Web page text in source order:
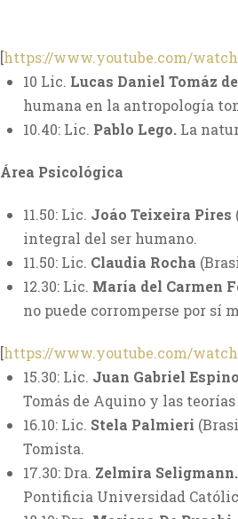
[https://www.youtube.com/
10 Lic. Lucas Daniel Tomáz
humana en la antropología
10.40: Lic. Pablo Lego. La
Área Psicológica
11.50: Lic. Joáo Teixeira Pires
integral del ser humano.
11.50: Lic. Claudia Rocha
12.30: Lic. María del Carmen
no puede corromperse por sí
[https://www.youtube.com/
15.30: Lic. Juan Gabriel
Tomás de Aquino y las
16.10: Lic. Stela Palmieri
Tomista.
17.30: Dra. Zelmira Seligmann.
Pontificia Universidad